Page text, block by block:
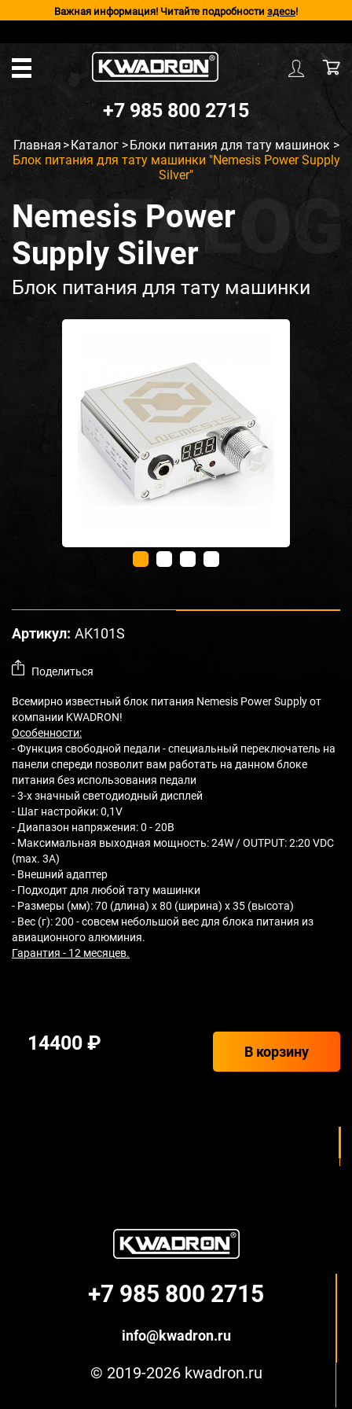
Важная информация! Читайте подробности здесь!
+7 985 800 2715
Главная >Каталог >Блоки питания для тату машинок >
Блок питания для тату машинки "Nemesis Power Supply
Silver"
Nemesis Power
Supply Silver
Блок питания для тату машинки
Артикул: AK101S
Поделиться
Всемирно известный блок питания Nemesis Power Supply от
компании KWADRON!
Особенности:
- Функция свободной педали - специальный переключатель на
панели спереди позволит вам работать на данном блоке
питания без использования педали
- 3-х значный светодиодный дисплей
- Шаг настройки: 0,1V
- Диапазон напряжения: 0 - 20В
- Максимальная выходная мощность: 24W / OUTPUT: 2:20 VDC
(max. 3A)
- Внешний адаптер
- Подходит для любой тату машинки
- Размеры (мм): 70 (длина) х 80 (ширина) х 35 (высота)
- Вес (г): 200 - совсем небольшой вес для блока питания из
авиационного алюминия.
Гарантия - 12 месяцев.
14400 ₽ В корзину
+7 985 800 2715
info@kwadron.ru
© 2019-2026 kwadron.ru